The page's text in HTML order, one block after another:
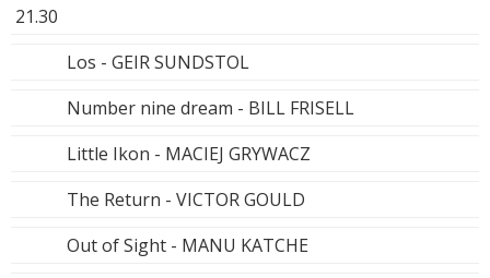
21.30
Los - GEIR SUNDSTOL
Number nine dream - BILL FRISELL
Little Ikon - MACIEJ GRYWACZ
The Return - VICTOR GOULD
Out of Sight - MANU KATCHE